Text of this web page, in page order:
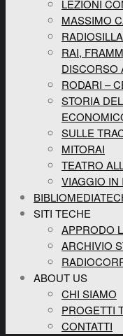
LEZIONI
MASSIMO
RAI,
DISCORSO
RODARI –
STORIA
SULLE
MITORAI
TEATRO
VIAGGIO IN
SITI TECHE
APPRODO
ARCHIVIO
ABOUT US
CHI SIAMO
PROGETTI
CONTATTI